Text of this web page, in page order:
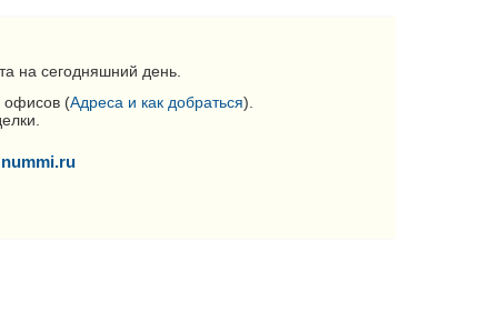
на сегодняшний день.
офисов (Адреса и как добраться).